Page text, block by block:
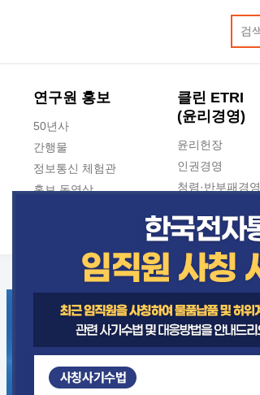
연구원 홍보
50년사
간행물
정보통신 체험관
홍보 동영상
클린 ETRI
(윤리경영)
윤리헌장
인권경영
청렴·반부패경영
청렴포털 신고
수의계약 현황
부패징계 현황
감사결과공개